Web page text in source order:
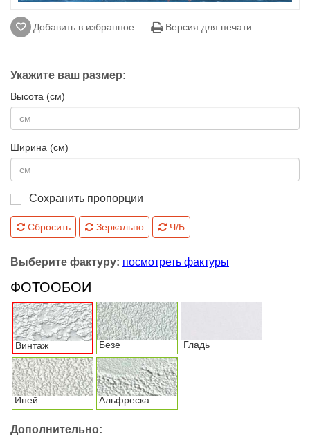
Добавить в избранное Версия для печати
Укажите ваш размер:
Высота (см)
Ширина (см)
Сохранить пропорции
Сбросить Зеркально Ч/Б
Выберите фактуру: посмотреть фактуры
ФОТООБОИ
Винтаж Безе Гладь
Иней Альфреска
Дополнительно: